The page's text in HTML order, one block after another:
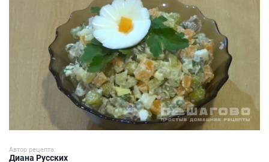
Автор рецепта:
Диана Русских